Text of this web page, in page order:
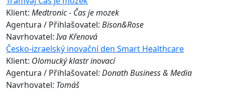
Klient: Medtronic - Čas je mozek
Agentura / Přihlašovatel: Bison&Rose
Navrhovatel:Iva Křenová
Česko-izraelský inovační den Smart Healthcare
Klient: Olomucký klastr inovací
Agentura / Přihlašovatel: Donath Business & Media
Navrhovatel: Tomáš